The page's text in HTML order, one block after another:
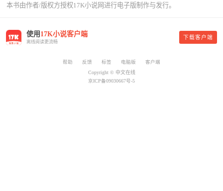
机。” 从此，开启杨小天的百亿富翁之旅，只有他不
本书由作者/版权方授权17K小说网进行电子版制作与发行。
使用 17K小说客户端
离线阅读更流畅
下载客户端
帮助 反馈 标签 电脑版
客户端
Copyright © 中文在线
京ICP备09030667号-5